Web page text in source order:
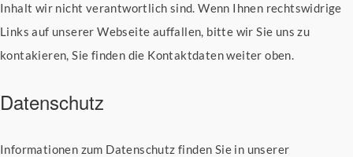
Inhalt wir nicht verantwortlich sind. Wenn Ihnen rechtswidrige
Links auf unserer Webseite auffallen, bitte wir Sie uns zu
kontakieren, Sie finden die Kontaktdaten weiter oben.
Datenschutz
Informationen zum Datenschutz finden Sie in unserer